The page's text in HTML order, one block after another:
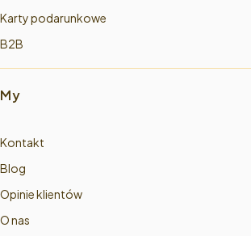
Karty podarunkowe
B2B
My
Kontakt
Blog
Opinie klientów
O nas